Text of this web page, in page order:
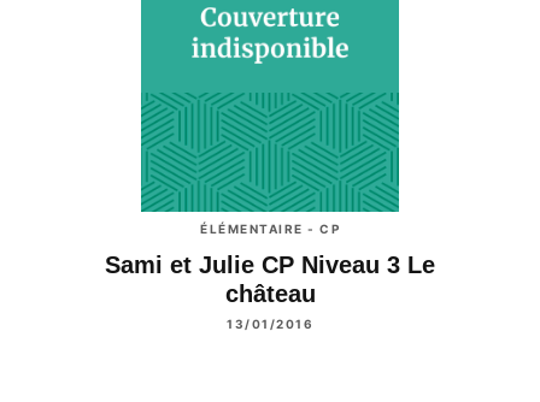
ÉLÉMENTAIRE - CP
Sami et Julie CP Niveau 3 Le
château
13/01/2016